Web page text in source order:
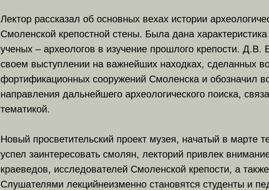
Лектор рассказал об основных вехах истории
Смоленской крепостной стены. Была дана
ученых – археологов в изучение прошлого крепости. Д.В.
своем выступлении на важнейших находках, сделанных
фортификационных сооружений Смоленска и обозначил
направления дальнейшего археологического поиска,
тематикой.
Новый просветительский проект музея, начатый в марте
успел заинтересовать смолян, лекторий привлек
краеведов, исследователей Смоленской крепости, а
Слушателями лекцийнеизменно становятся студенты и